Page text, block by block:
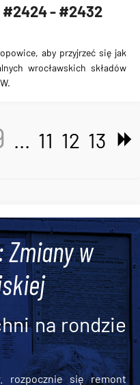
#2424 - #2432
aby przyjrzeć się jak
wrocławskich składów
... 11 12 13
Zmiany w
na rondzie
rozpocznie się remont